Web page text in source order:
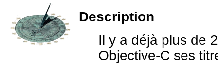
Description
Il y a déjà plus de
Objective-C ses